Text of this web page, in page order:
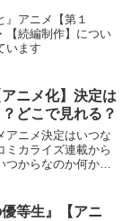
』アニメ【第１
【続編制作】につい
います
アニメ化】決定は
どこで見れる？
アニメ決定はいつな
ミカライズ連載から
つからなのか何か所
優等生』【アニ